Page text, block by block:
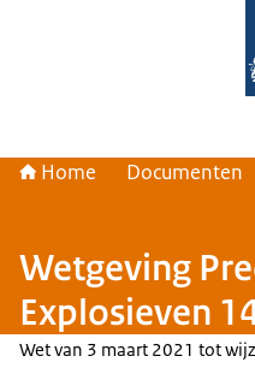
Home Documenten
Wetgeving
Explosieven
Wet van 3 maart 2021 tot